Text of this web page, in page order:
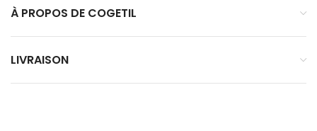
À PROPOS DE COGETIL
LIVRAISON